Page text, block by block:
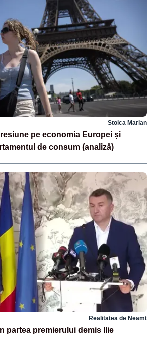
Stoica Marian
pe economia Europei și
de consum (analiză)
Realitatea de Neamt
partea premierului demis Ilie